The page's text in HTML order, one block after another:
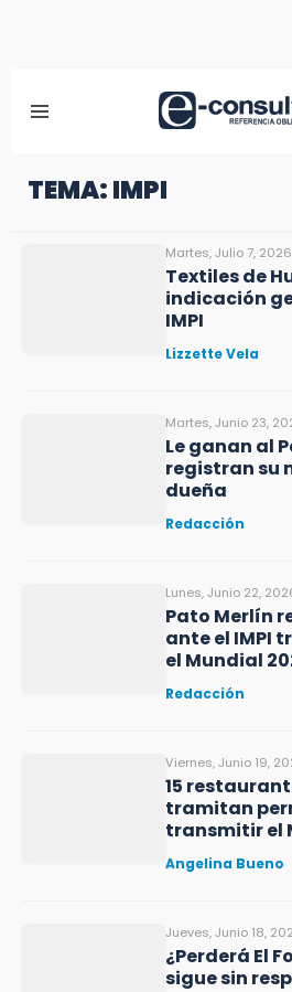
TEMA: IMPI
Martes, Julio 7, 2026
Textiles de
indicación
IMPI
Lizzette Vela
Martes, Junio 23,
Le ganan al
registran su
dueña
Redacción
Lunes, Junio 22,
Pato Merlín
ante el IMPI
el Mundial
Redacción
Viernes, Junio 19,
15
tramitan
transmitir el
Angelina Bueno
Jueves, Junio 18,
¿Perderá El
sigue sin